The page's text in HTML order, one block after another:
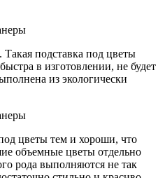
Такая подставка под цветы
в изготовлении, не будет
из экологически
цветы тем и хороши, что
объемные цветы отдельно
рода выполняются не так